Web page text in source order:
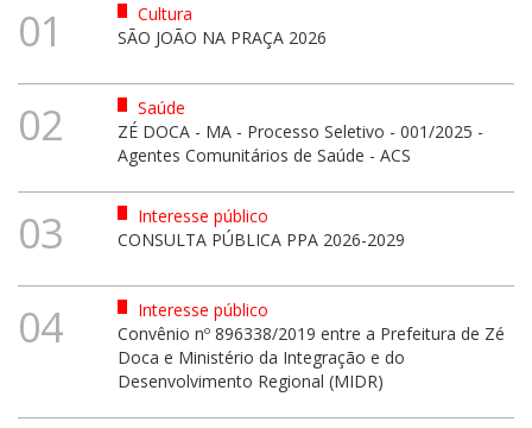
01
Cultura
SÃO JOÃO NA PRAÇA 2026
02
Saúde
ZÉ DOCA - MA - Processo Seletivo - 001/2025 -
Agentes Comunitários de Saúde - ACS
03
Interesse público
CONSULTA PÚBLICA PPA 2026-2029
04
Interesse público
Convênio nº 896338/2019 entre a Prefeitura de Zé
Doca e Ministério da Integração e do
Desenvolvimento Regional (MIDR)